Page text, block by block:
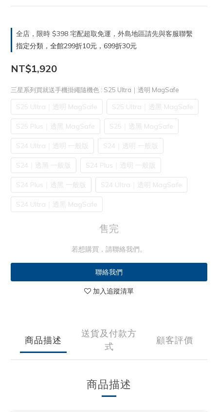
全店，限時 $398 宅配超取免運，外島地區請先與客服聯繫
指定分類，全館299折10元，699折30元
NT$1,920
三星系列買就送手機掛繩隨機色 : S25 Ultra｜透明 MagSafe
S25 Ultra｜透明 MagSafe S25 Ultra｜透黑 MagSafe
S25 Plus｜透黑 MagSafe S25｜透黑 MagSafe
S24 Ultra｜透明 一般版 S24｜透明 一般版
S24｜透黑 一般版 S24 Plus｜透明 一般版
S24 Plus｜透黑 一般版 S24 Ultra｜透明 MagSafe
S24 Ultra｜透黑 MagSafe
售完
若想購買，請聯絡我們。
聯絡我們
加入追蹤清單
商品描述
送貨及付款方
式
顧客評價
商品描述